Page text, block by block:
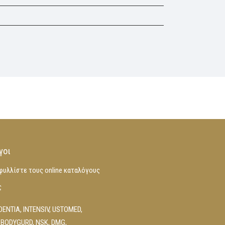
τους online καταλόγους
, INTENSIV, USTOMED,
, NSK, DMG,